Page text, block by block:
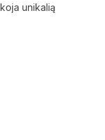
unikalią